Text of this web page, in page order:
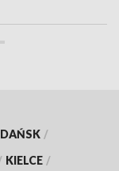
/
KIELCE /